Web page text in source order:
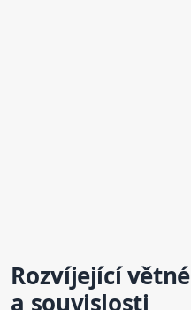
Rozvíjejícívětné
a souvislosti